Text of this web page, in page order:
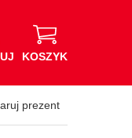
KOSZYK
prezent